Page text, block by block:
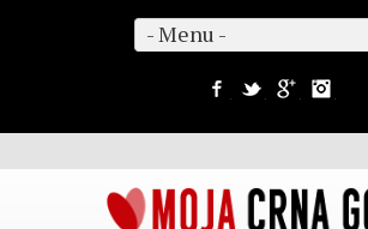
- Menu -
Facebook
TwitterGoogle+